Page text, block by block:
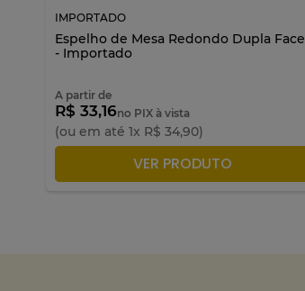
IMPORTADO
Espelho de Mesa Redondo Dupla Face
- Importado
A partir de
R$ 33,16no PIX à vista
(ou em até 1x R$ 34,90)
ADICIONAR À SACOLA
VER PRODUTO